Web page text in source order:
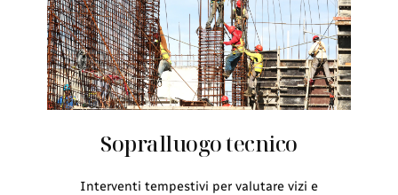
Sopralluogo tecnico
Interventi tempestivi per valutare vizi e